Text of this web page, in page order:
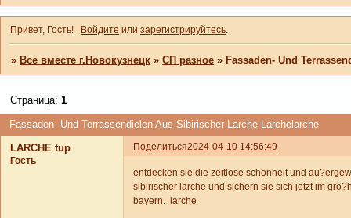
Привет, Гость! Войдите или зарегистрируйтесь.
»Все вместе г.Новокузнецк »СП разное »Fassaden- Und
Fassaden- Und Terrassendielen Aus Sibirischer Larche Larchelarche
Страница:1
Поделиться2024-04-10 14:56:49
LARCHE tup
Гость
entdecken sie die zeitlose schonheit und
sibirischer larche und sichern sie sich jetzt im
bayern. larche